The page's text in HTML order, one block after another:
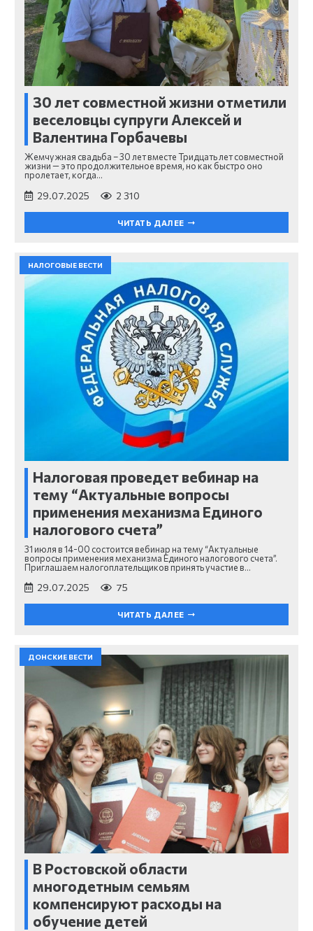
30 лет совместной жизни отметили
веселовцы супруги Алексей и
Валентина Горбачевы
Жемчужная свадьба – 30 лет вместе Тридцать лет совместной
жизни — это продолжительное время, но как быстро оно
пролетает, когда…
29.07.2025 2 310
ЧИТАТЬ ДАЛЕЕ
НАЛОГОВЫЕ ВЕСТИ
Налоговая проведет вебинар на
тему “Актуальные вопросы
применения механизма Единого
налогового счета”
31 июля в 14-00 состоится вебинар на тему “Актуальные
вопросы применения механизма Единого налогового счета”.
Приглашаем налогоплательщиков принять участие в…
29.07.2025 75
ЧИТАТЬ ДАЛЕЕ
ДОНСКИЕ ВЕСТИ
В Ростовской области
многодетным семьям
компенсируют расходы на
обучение детей